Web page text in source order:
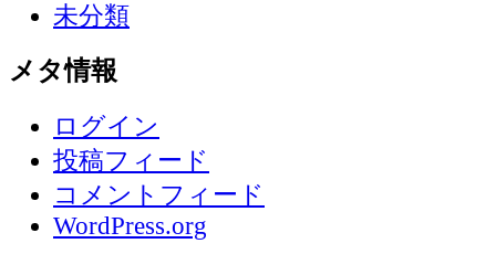
未分類
メタ情報
ログイン
投稿フィード
コメントフィード
WordPress.org